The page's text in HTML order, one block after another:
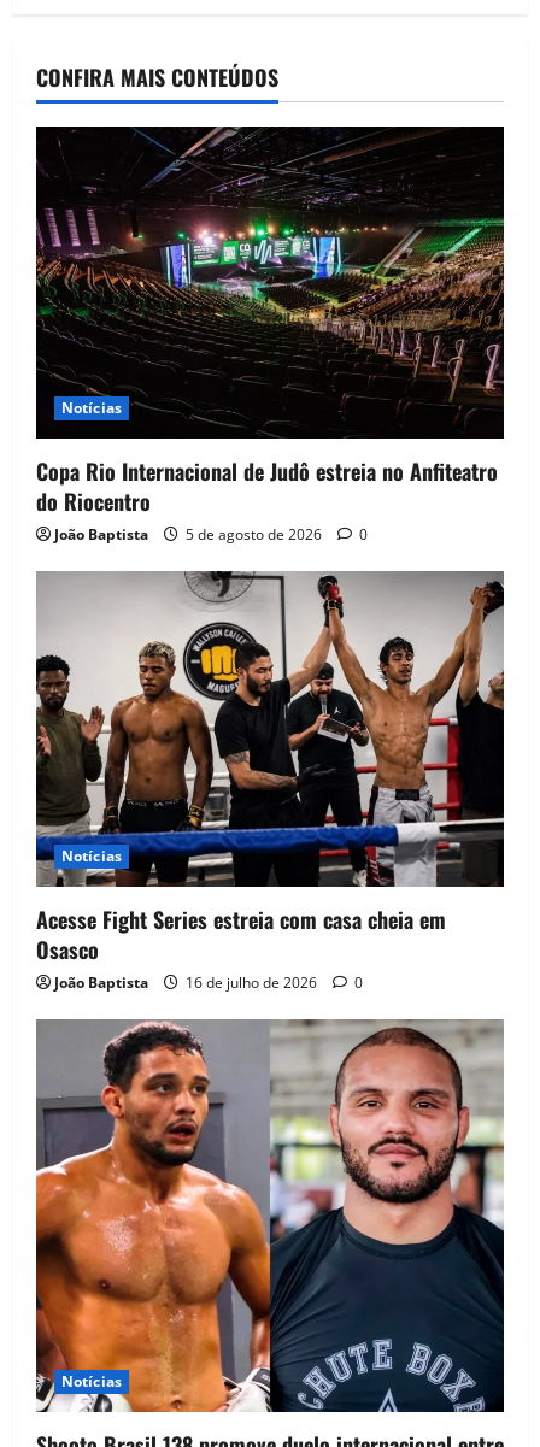
CONFIRA MAIS CONTEÚDOS
Notícias
Copa Rio Internacional de Judô estreia no Anfiteatro
do Riocentro
João Baptista 5 de agosto de 2026 0
Notícias
Acesse Fight Series estreia com casa cheia em
Osasco
João Baptista 16 de julho de 2026 0
Notícias